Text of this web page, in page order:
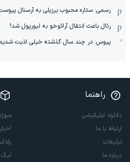
رسمی: ستاره محبوب برزیلی به آرسنال
رئال باعث انتقال آرائوخو به لیورپول شد!
پیوس: در چند سال گذشته خیلی اذیت
راهنما
دانلود اپلیکیشن
ارتباط با ما
تبلیغات
درباره ما
لیگ